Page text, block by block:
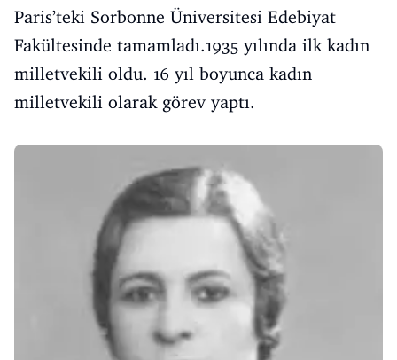
Paris’teki Sorbonne Üniversitesi Edebiyat
Fakültesinde tamamladı.1935 yılında ilk kadın
milletvekili oldu. 16 yıl boyunca kadın
milletvekili olarak görev yaptı.